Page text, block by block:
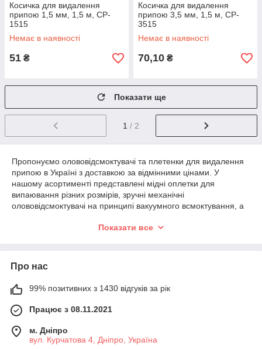
Косичка для видалення
припою 1,5 мм, 1,5 м, CP-
1515
Немає в наявності
51 ₴
Косичка для видалення
припою 3,5 мм, 1,5 м, CP-
3515
Немає в наявності
70,10 ₴
Показати ще
1 / 2
Пропонуємо олововідсмоктувачі та плетенки для видалення
припою в Україні з доставкою за відмінними цінами. У
нашому асортименті представлені мідні оплетки для
випаювання різних розмірів, зручні механічні
олововідсмоктувачі на принципі вакуумного всмоктування, а
нагрівачем і змінними наконечниками, що ідеально підходять
У компанії “Електроніка” ви можете придбати обплетення та
компонентів. Ми замовляємо продукцію безпосередньо у
запропонувати нашим клієнтам великий вибір та гарні ціни на
зібрано 10 тис. одиниць продукції для фахівців у галузі
електроніки, радіо- та електромотажу. В т.ч., ті ж припої та
Показати все
Про нас
99% позитивних з 1430 відгуків за рік
Працює з 08.11.2021
м. Дніпро
вул. Курчатова 4, Дніпро, Україна